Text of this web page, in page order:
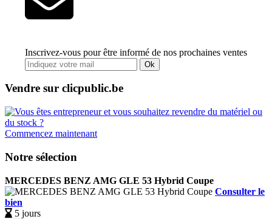
Inscrivez-vous pour être informé de nos prochaines ventes
Ok
Vendre sur clicpublic.be
Commencez maintenant
Notre sélection
MERCEDES BENZ AMG GLE 53 Hybrid Coupe
Consulter le
bien
5 jours